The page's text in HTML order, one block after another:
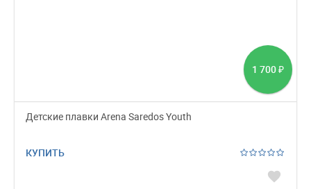
1 700 ₽
Детские плавки Arena Saredos Youth
КУПИТЬ
favorite